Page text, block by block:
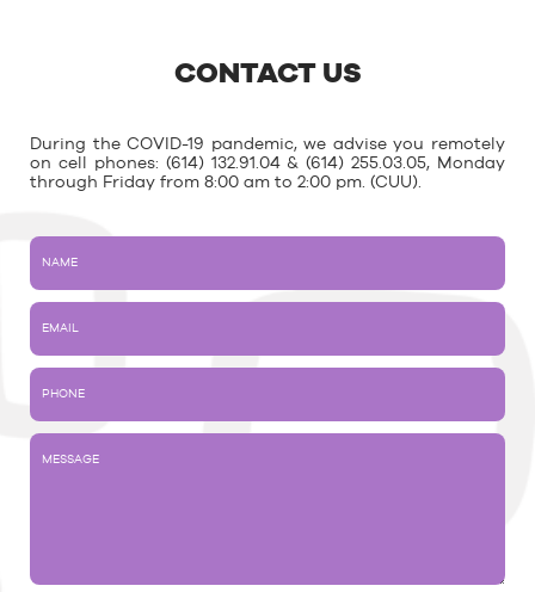
CONTACT US
During the COVID-19 pandemic, we advise you remotely
on cell phones: (614) 132.91.04 & (614) 255.03.05, Monday
through Friday from 8:00 am to 2:00 pm. (CUU).